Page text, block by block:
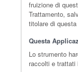
fruizione di
Trattamento,
titolare di
Questa
Lo strumento
raccolti e trattati